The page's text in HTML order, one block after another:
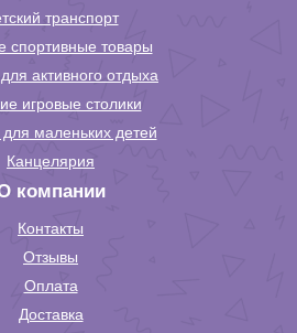
транспорт
спортивные товары
активного отдыха
игровые столики
маленьких детей
Канцелярия
компании
Контакты
Отзывы
Оплата
Доставка